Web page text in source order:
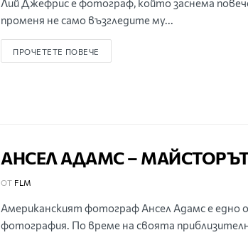
Лий Джефрис е фотограф, който заснема
променя не само възгледите му...
ПРОЧЕТЕТЕ ПОВЕЧЕ
АНСЕЛ АДАМС –
ОТ FLM
Американският фотограф Ансел Адамс е едно
фотография. По време на своята